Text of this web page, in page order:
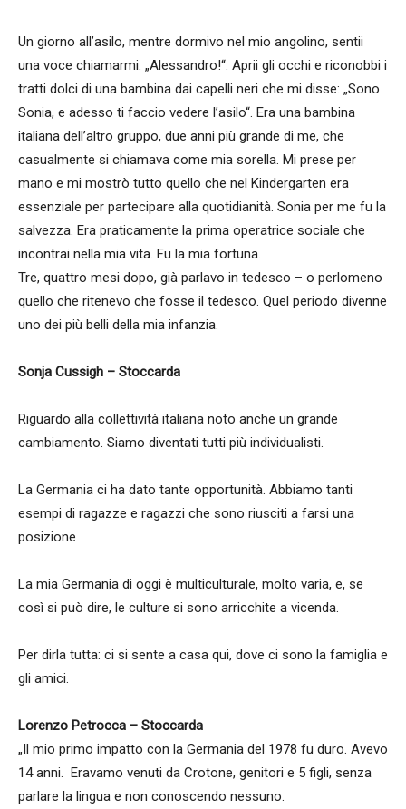
Un giorno all’asilo, mentre dormivo nel mio angolino, sentii
una voce chiamarmi. „Alessandro!“. Aprii gli occhi e riconobbi i
tratti dolci di una bambina dai capelli neri che mi disse: „Sono
Sonia, e adesso ti faccio vedere l’asilo“. Era una bambina
italiana dell’altro gruppo, due anni più grande di me, che
casualmente si chiamava come mia sorella. Mi prese per
mano e mi mostrò tutto quello che nel Kindergarten era
essenziale per partecipare alla quotidianità. Sonia per me fu la
salvezza. Era praticamente la prima operatrice sociale che
incontrai nella mia vita. Fu la mia fortuna.
Tre, quattro mesi dopo, già parlavo in tedesco – o perlomeno
quello che ritenevo che fosse il tedesco. Quel periodo divenne
uno dei più belli della mia infanzia.
Sonja Cussigh – Stoccarda
Riguardo alla collettività italiana noto anche un grande
cambiamento. Siamo diventati tutti più individualisti.
La Germania ci ha dato tante opportunità. Abbiamo tanti
esempi di ragazze e ragazzi che sono riusciti a farsi una
posizione
La mia Germania di oggi è multiculturale, molto varia, e, se
così si può dire, le culture si sono arricchite a vicenda.
Per dirla tutta: ci si sente a casa qui, dove ci sono la famiglia e
gli amici.
Lorenzo Petrocca – Stoccarda
„Il mio primo impatto con la Germania del 1978 fu duro. Avevo
14 anni. Eravamo venuti da Crotone, genitori e 5 figli, senza
parlare la lingua e non conoscendo nessuno.